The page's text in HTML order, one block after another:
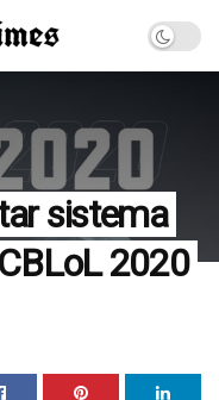
sistema
2020